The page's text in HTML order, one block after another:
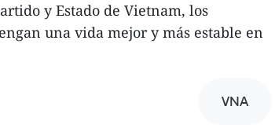
y Estado de Vietnam, los
una vida mejor y más estable en
VNA